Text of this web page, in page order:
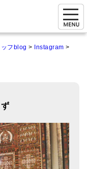
ッフblog > Instagram >